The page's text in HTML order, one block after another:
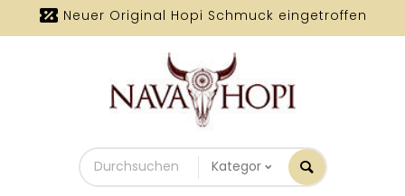
Neuer Original Hopi Schmuck eingetroffen
Durchsuchen
Sie
unseren